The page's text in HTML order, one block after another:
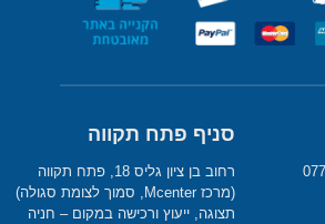
סניף פתח תקווה
רחוב בן ציון גליס 18, פתח תקווה
(מרכז Mcenter, סמוך לצומת סגולה)
תצוגה, ייעוץ ורכישה במקום – חניה